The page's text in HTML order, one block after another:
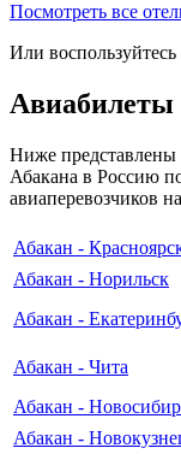
Посмотреть все
Или
Авиабилеты
Ниже представлены
Абакана в Россию
авиаперевозчиков
Абакан -
Абакан - Норильск
Абакан -
Абакан - Чита
Абакан -
Абакан -